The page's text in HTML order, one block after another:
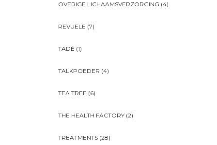
OVERIGE LICHAAMSVERZORGING (4)
REVUELE (7)
TADÉ (1)
TALKPOEDER (4)
TEA TREE (6)
THE HEALTH FACTORY (2)
TREATMENTS (28)